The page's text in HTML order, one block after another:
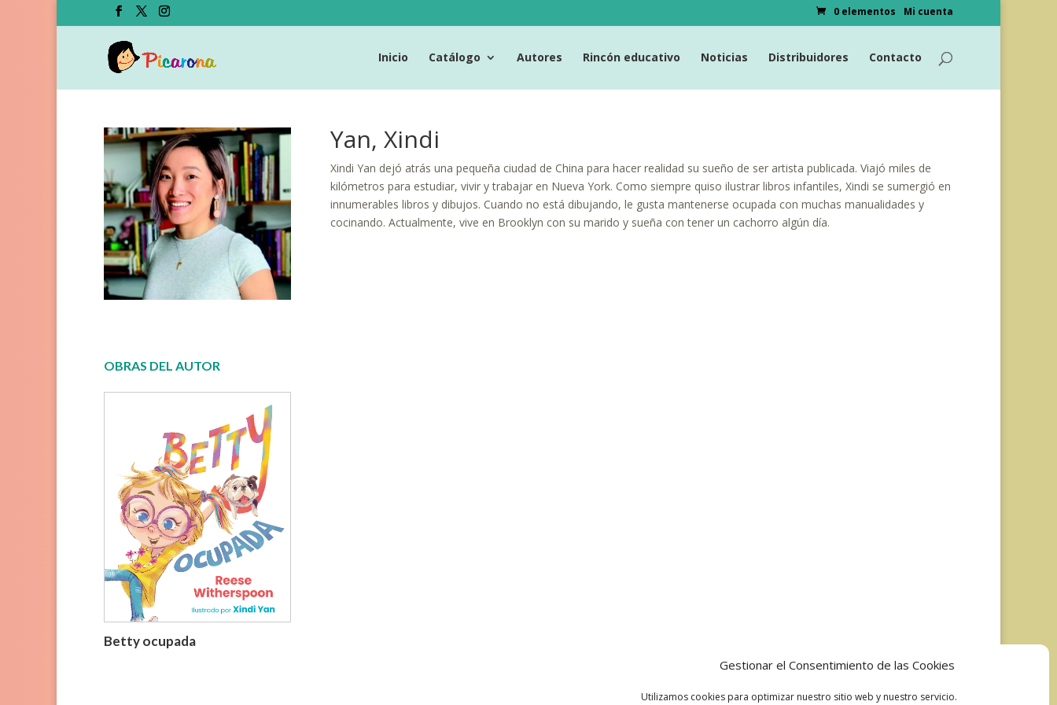
Gestionar el Consentimiento de las Cookies
Utilizamos cookies para optimizar nuestro sitio web y nuestro servicio.
Mi cuenta
0 elementos
Inicio Catálogo Autores Rincón educativo Noticias Distribuidores Contacto
Yan, Xindi
Xindi Yan dejó atrás una pequeña ciudad de China para hacer realidad su sueño de ser artista publicada. Viajó miles de
kilómetros para estudiar, vivir y trabajar en Nueva York. Como siempre quiso ilustrar libros infantiles, Xindi se sumergió en
innumerables libros y dibujos. Cuando no está dibujando, le gusta mantenerse ocupada con muchas manualidades y
cocinando. Actualmente, vive en Brooklyn con su marido y sueña con tener un cachorro algún día.
OBRAS DEL AUTOR
Betty ocupada